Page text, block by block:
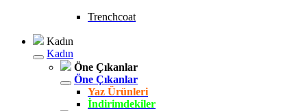
Trenchcoat
Kadın
Kadın
Öne Çıkanlar
Öne Çıkanlar
Yaz Ürünleri
İndirimdekiler